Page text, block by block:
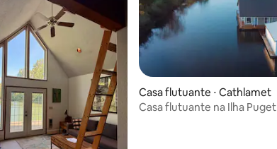
5, 191 avaliações
Casa flutuante ⋅ Cathlamet
Casa flutuante na Ilha Puget